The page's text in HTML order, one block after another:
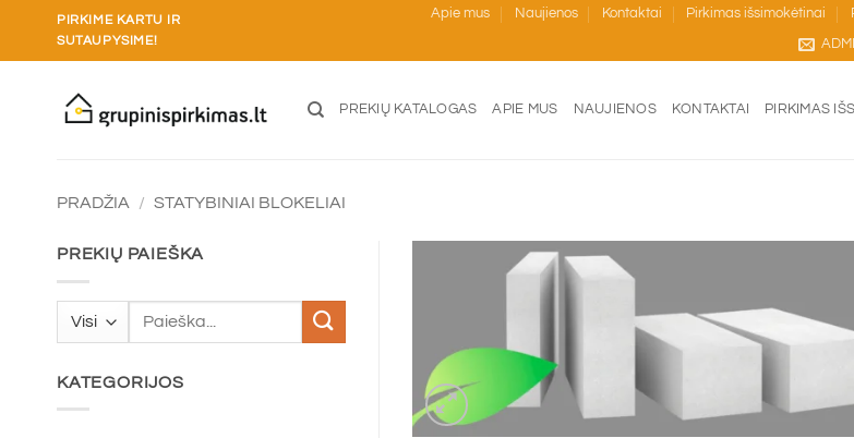
content
PIRKIME KARTU IR
SUTAUPYSIME!
Apie mus Naujienos Kontaktai Pirkimas išsimokėtinai
PREKIŲ KATALOGAS APIE MUS NAUJIENOS KONTAKTAI PIRKIMAS
PRADŽIA / STATYBINIAI BLOKELIAI
PREKIŲ PAIEŠKA
Ieškoti:
KATEGORIJOS